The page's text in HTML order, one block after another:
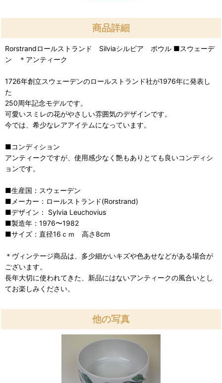
商品詳細
Rorstrandロールストランド Silviaシルビア ボウル ■スウェーデ
ン ＊アンティーク
1726年創立スウェーデンのロールストランド社が1976年に発表し
た
250周年記念モデルです。
可愛いスミレの花がやさしい雰囲気のデザインです。
今では、希少なレアアイテムになっています。
■コンディション
アンティークですが、使用感少なく艶もありとても良いコンディシ
ョンです。
■生産国：スウェーデン
■メーカー：ロールストランド(Rorstrand)
■デザイン： Sylvia Leuchovius
■製造年：1976〜1982
■サイズ：直径16ｃｍ 高さ8cm
＊ヴィンテージ商品は、多少細かいキズや色あせなどがある場合が
ございます。
長年大切に使われてきた、新品にはないアンティークの風合いとし
てお楽しみください。
他の写真